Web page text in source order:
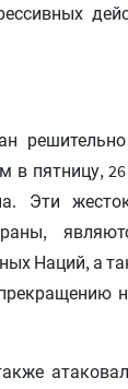
в пятницу,
Эти
Наций, а